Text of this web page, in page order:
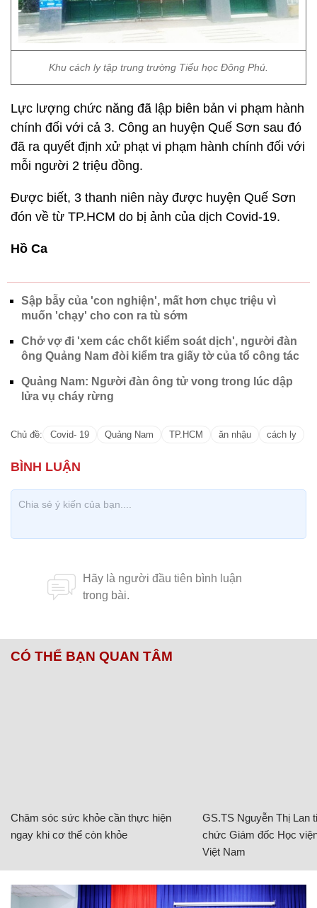
Khu cách ly tập trung trường Tiểu học Đông Phú.
Lực lượng chức năng đã lập biên bản vi phạm hành
chính đối với cả 3. Công an huyện Quế Sơn sau đó
đã ra quyết định xử phạt vi phạm hành chính đối với
mỗi người 2 triệu đồng.
Được biết, 3 thanh niên này được huyện Quế Sơn
đón về từ TP.HCM do bị ảnh của dịch Covid-19.
Hồ Ca
Sập bẫy của 'con nghiện', mất hơn chục triệu vì
muốn 'chạy' cho con ra tù sớm
Chở vợ đi 'xem các chốt kiểm soát dịch', người đàn
ông Quảng Nam đòi kiểm tra giấy tờ của tổ công tác
Quảng Nam: Người đàn ông tử vong trong lúc dập
lửa vụ cháy rừng
Chủ đề: Covid- 19 Quảng Nam TP.HCM ăn nhậu cách ly
CÓ THỂ BẠN QUAN TÂM
Chăm sóc sức khỏe cần thực hiện
ngay khi cơ thể còn khỏe
GS.TS Nguyễn Thị Lan
chức Giám đốc Học
Việt Nam